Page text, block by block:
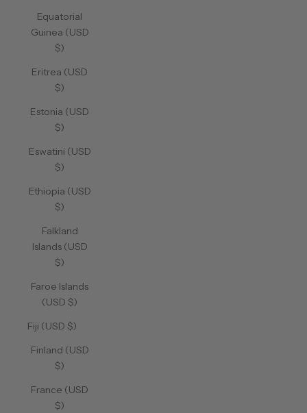
Equatorial
Guinea (USD
$)
Eritrea (USD
$)
Estonia (USD
$)
Eswatini (USD
$)
Ethiopia (USD
$)
Falkland
Islands (USD
$)
Faroe Islands
(USD $)
Fiji (USD $)
Finland (USD
$)
France (USD
$)